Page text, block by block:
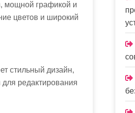
мощной графикой и
цветов и широкий
стильный дизайн,
редактирования